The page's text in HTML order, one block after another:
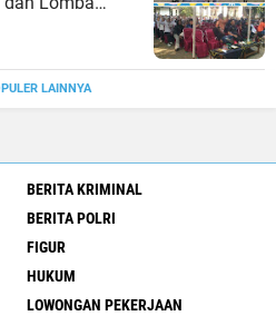
LAINNYA
BERITA KRIMINAL
BERITA POLRI
FIGUR
HUKUM
LOWONGAN PEKERJAAN